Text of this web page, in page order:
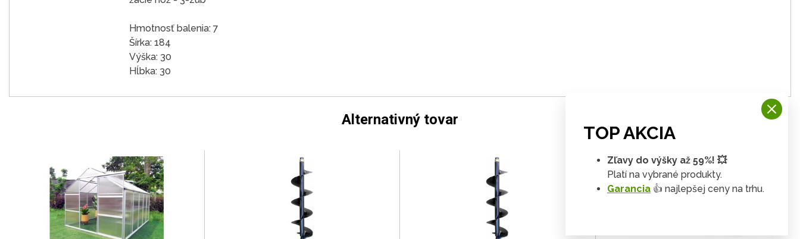
Hmotnosť balenia: 7
Šírka: 184
Výška: 30
Hĺbka: 30
Alternativný tovar
TOP AKCIA
Zľavy do výšky až 59%! 💥
Platí na vybrané produkty.
Garancia 👍 najlepšej ceny na trhu.